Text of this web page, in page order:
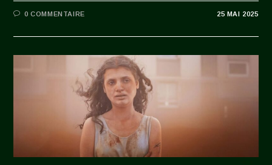
0 COMMENTAIRE 25 MAI 2025